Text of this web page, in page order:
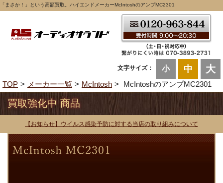
「まさか！」という高額買取。ハイエンドメーカーMcIntoshのアンプMC2301
文字サイズ： 小 中 大
TOP メーカー一覧 McIntosh McIntoshのアンプMC2301
買取強化中 商品
【お知らせ】ウイルス感染予防に対する当店の取り組みについて